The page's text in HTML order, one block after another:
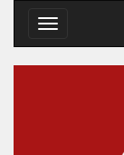
Toggle